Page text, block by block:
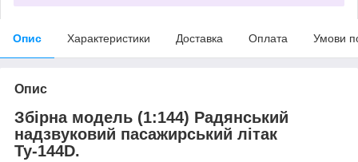
Опис Характеристики Доставка Оплата Умови
Опис
Збірна модель (1:144) Радянський
надзвуковий пасажирський літак
Ту-144D.